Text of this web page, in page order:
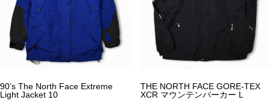
90’s The North Face Extreme
Light Jacket 10
THE NORTH FACE GORE‑TEX
XCR マウンテンパーカー L